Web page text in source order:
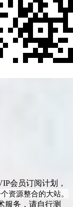
会员订阅计划，
资源整合的大站。
服务，请自行测